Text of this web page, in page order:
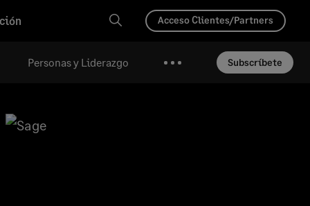
Acceso Clientes/Partners
Personas y Liderazgo Subscríbete